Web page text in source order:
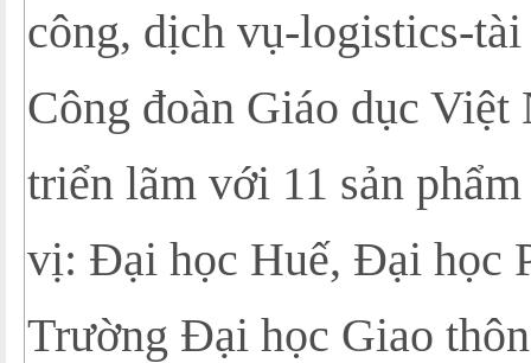
công, dịch vụ-logistics-
Công đoàn Giáo dục Việt
triển lãm với 11 sản
vị: Đại học Huế, Đại học
Trường Đại học Giao